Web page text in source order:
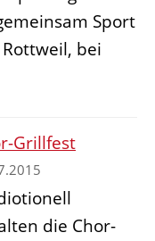
Sport
bei
Grillfest
die Chor-